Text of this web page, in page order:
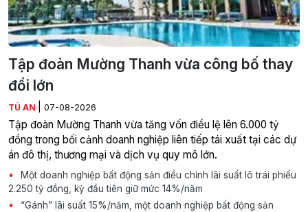
Tập đoàn Mường Thanh vừa công bố thay
đổi lớn
TÚ AN 07-08-2026
Tập đoàn Mường Thanh vừa tăng vốn điều lệ lên 6.000 tỷ
đồng trong bối cảnh doanh nghiệp liên tiếp tái xuất tại các dự
án đô thị, thương mại và dịch vụ quy mô lớn.
Một doanh nghiệp bất động sản điều chỉnh lãi suất lô trái phiếu
2.250 tỷ đồng, kỳ đầu tiên giữ mức 14%/năm
“Gánh” lãi suất 15%/năm, một doanh nghiệp bất động sản